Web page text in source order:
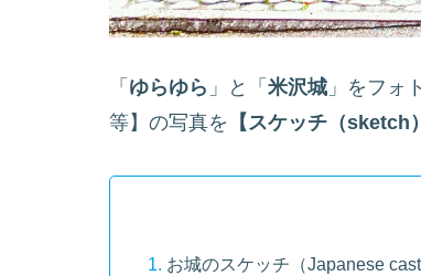
「 ゆらゆら 」と「 米沢城 」をフォ
等】の写真を 【スケッチ（sketch
お城のスケッチ（Japanese